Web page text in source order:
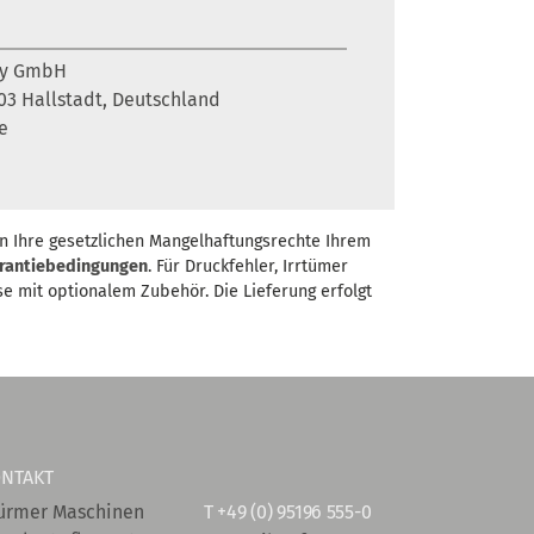
GmbH
Hallstadt, Deutschland
gesetzlichen Mangelhaftungsrechte Ihrem
. Für Druckfehler, Irrtümer
mit optionalem Zubehör. Die Lieferung erfolgt
Maschinen
T +49 (0) 95196 555-0